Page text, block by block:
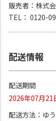
販売者：株式
TEL： 0120-
配送情報
配送期間
2026年07月21
配送方法
ゆ